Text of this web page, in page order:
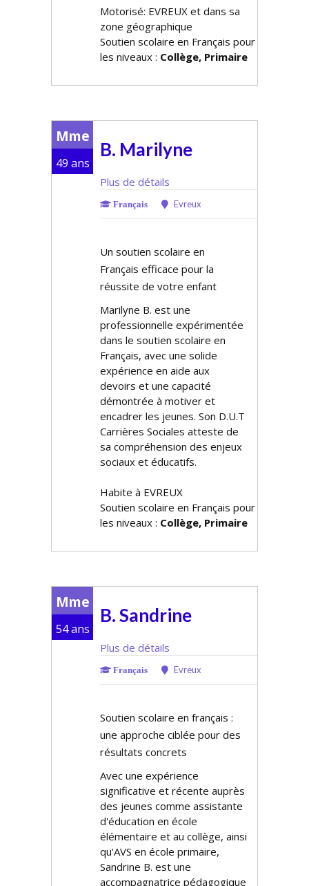
Motorisé: EVREUX et dans sa
zone géographique
Soutien scolaire en Français pour
les niveaux : Collège, Primaire
Mme
49 ans
B. Marilyne
Plus de détails
Français Evreux
Un soutien scolaire en
Français efficace pour la
réussite de votre enfant
Marilyne B. est une
professionnelle expérimentée
dans le soutien scolaire en
Français, avec une solide
expérience en aide aux
devoirs et une capacité
démontrée à motiver et
encadrer les jeunes. Son D.U.T
Carrières Sociales atteste de
sa compréhension des enjeux
sociaux et éducatifs.
Habite à EVREUX
Soutien scolaire en Français pour
les niveaux : Collège, Primaire
Mme
54 ans
B. Sandrine
Plus de détails
Français Evreux
Soutien scolaire en français :
une approche ciblée pour des
résultats concrets
Avec une expérience
significative et récente auprès
des jeunes comme assistante
d'éducation en école
élémentaire et au collège, ainsi
qu'AVS en école primaire,
Sandrine B. est une
accompagnatrice pédagogique